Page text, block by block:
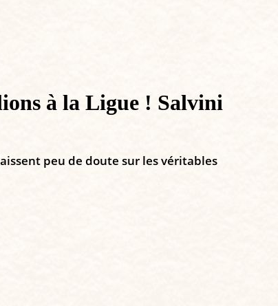
à la Ligue ! Salvini
peu de doute sur les véritables